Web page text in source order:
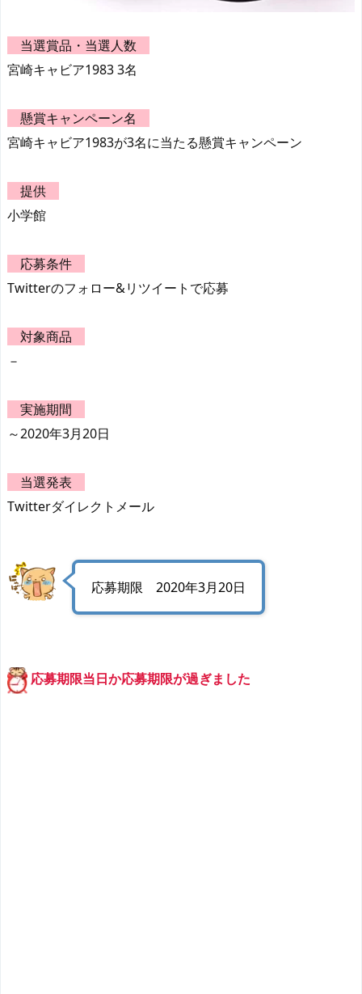
当選賞品・当選人数
宮崎キャビア1983 3名
懸賞キャンペーン名
宮崎キャビア1983が3名に当たる懸賞キャンペーン
提供
小学館
応募条件
Twitterのフォロー&リツイートで応募
対象商品
－
実施期間
～2020年3月20日
当選発表
Twitterダイレクトメール
応募期限 2020年3月20日
応募期限当日か応募期限が過ぎました